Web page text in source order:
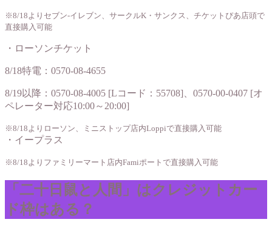
※8/18よりセブン-イレブン、サークルK・サンクス、チケットぴあ店頭で
直接購入可能
・ローソンチケット
8/18特電：0570-08-4655
8/19以降：0570-08-4005 [Lコード：55708]、0570-00-0407 [オ
ペレーター対応10:00～20:00]
※8/18よりローソン、ミニストップ店内Loppiで直接購入可能
・イープラス
※8/18よりファミリーマート店内Famiポートで直接購入可能
「二十日鼠と人間」はクレジットカー
ド枠はある？